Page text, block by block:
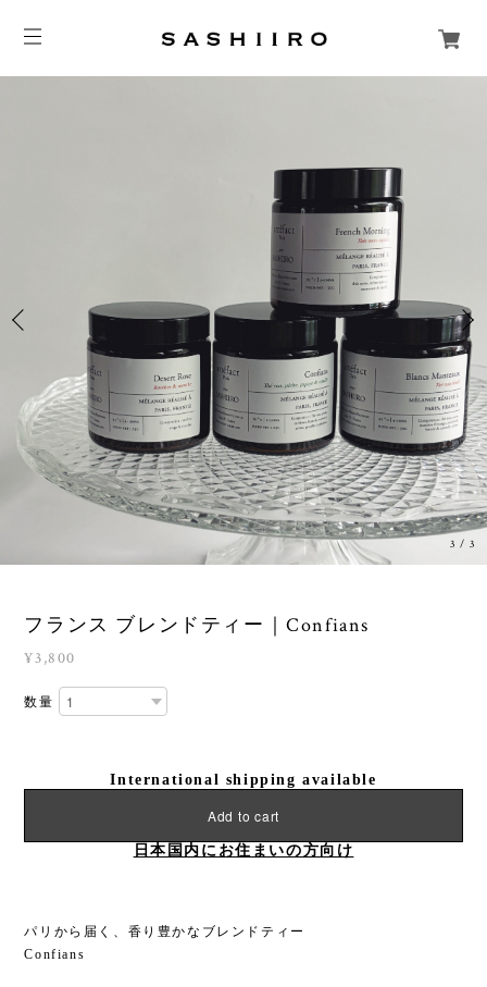
3 /3
フランス ブレンドティー｜Confians
¥3,800
数量
International shipping available
Add to cart
日本国内にお住まいの方向け
パリから届く、香り豊かなブレンドティー
Confians